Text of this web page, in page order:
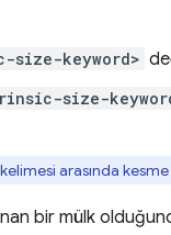
size-keyword>
size-
arasında
bir mülk